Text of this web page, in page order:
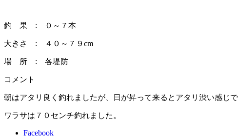
釣 果 : ０～７本
大きさ : ４０～７９cm
場 所 : 各堤防
コメント
朝はアタリ良く釣れましたが、日が昇って来るとアタリ渋い感じ
ワラサは７０センチ釣れました。
Facebook